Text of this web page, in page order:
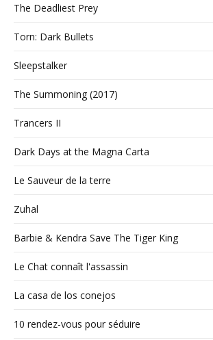
The Deadliest Prey
Torn: Dark Bullets
Sleepstalker
The Summoning (2017)
Trancers II
Dark Days at the Magna Carta
Le Sauveur de la terre
Zuhal
Barbie & Kendra Save The Tiger King
Le Chat connaît l'assassin
La casa de los conejos
10 rendez-vous pour séduire